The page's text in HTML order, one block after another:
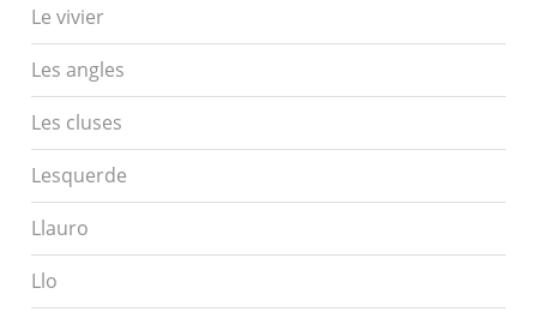
Le vivier
Les angles
Les cluses
Lesquerde
Llauro
Llo